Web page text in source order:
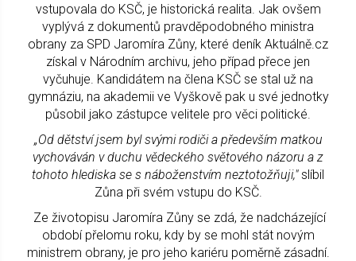
vstupovala do KSČ, je historická realita. Jak ovšem
vyplývá z dokumentů pravděpodobného ministra
obrany za SPD Jaromíra Zůny, které deník Aktuálně.cz
získal v Národním archivu, jeho případ přece jen
vyčuhuje. Kandidátem na člena KSČ se stal už na
gymnáziu, na akademii ve Vyškově pak u své jednotky
působil jako zástupce velitele pro věci politické.
„Od dětství jsem byl svými rodiči a především matkou
vychováván v duchu vědeckého světového názoru a z
tohoto hlediska se s náboženstvím neztotožňuji,"slíbil
Zůna při svém vstupu do KSČ.
Ze životopisu Jaromíra Zůny se zdá, že nadcházející
období přelomu roku, kdy by se mohl stát novým
ministrem obrany, je pro jeho kariéru poměrně zásadní.